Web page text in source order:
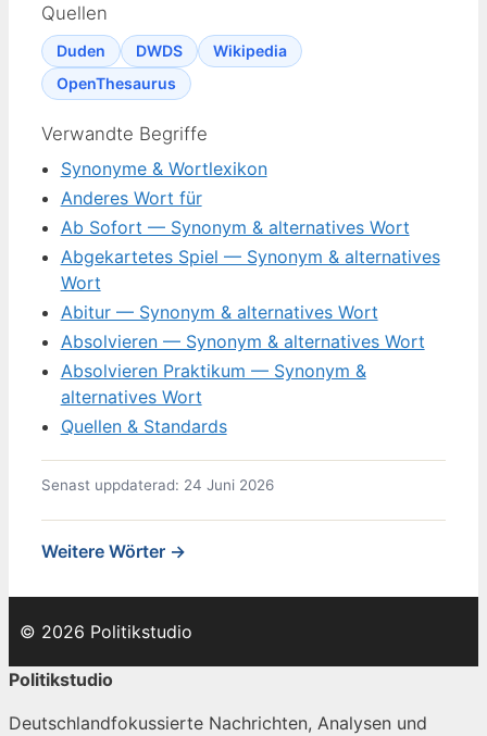
Quellen
Duden DWDS
Wikipedia
OpenThesaurus
Verwandte Begriffe
Synonyme & Wortlexikon
Anderes Wort für
Ab Sofort — Synonym & alternatives Wort
Abgekartetes Spiel — Synonym & alternatives
Wort
Abitur — Synonym & alternatives Wort
Absolvieren — Synonym & alternatives Wort
Absolvieren Praktikum — Synonym &
alternatives Wort
Quellen & Standards
Senast uppdaterad: 24 Juni 2026
Weitere Wörter →
© 2026 Politikstudio
Politikstudio
Deutschlandfokussierte Nachrichten, Analysen und